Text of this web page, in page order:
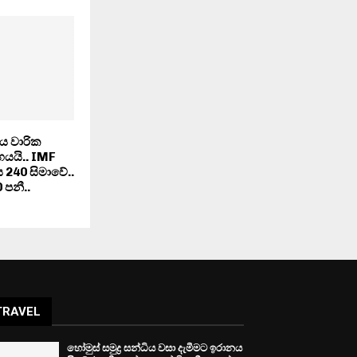
වාරික
IMF
සිමාවේ..
පනී..
හෝමුස් සමුද්‍ර සන්ධිය වසා දැමීමට ඉරානය